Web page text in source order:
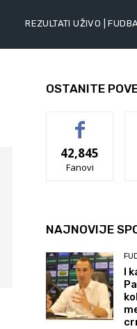
REZULTATI UŽIVO |
OSTANITE
42,845
Fanovi
NAJNOVIJE
I